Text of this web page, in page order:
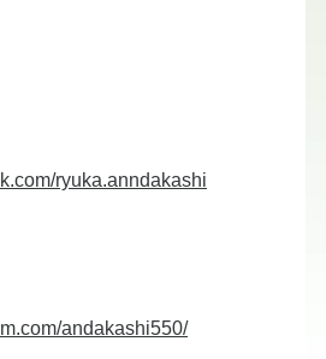
ryuka.anndakashi
andakashi550/